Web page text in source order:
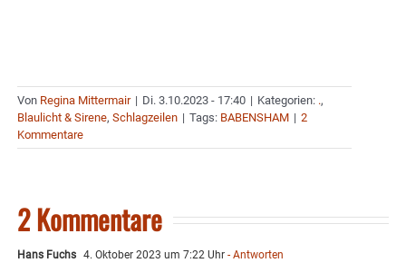
Von Regina Mittermair | Di. 3.10.2023 - 17:40 | Kategorien: .,
Blaulicht & Sirene, Schlagzeilen | Tags: BABENSHAM | 2
Kommentare
2 Kommentare
Hans Fuchs 4. Oktober 2023 um 7:22 Uhr - Antworten